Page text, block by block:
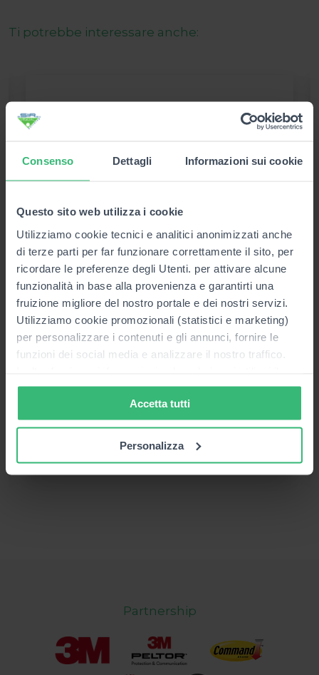
Consenso Dettagli Informazioni sui cookie
Questo sito web utilizza i cookie
Utilizziamo cookie tecnici e analitici anonimizzati anche
di terze parti per far funzionare correttamente il sito, per
ricordare le preferenze degli Utenti. per attivare alcune
funzionalità in base alla provenienza e garantirti una
fruizione migliore del nostro portale e dei nostri servizi.
Utilizziamo cookie promozionali (statistici e marketing)
per personalizzare i contenuti e gli annunci, fornire le
funzioni dei social media e analizzare il nostro traffico.
nostro sito ai nostri partner che si occupano di analisi dei
dati web, pubblicità e social media, i quali potrebbero
combinarle con altre informazioni che hai fornito loro o
che hanno raccolto in base al tuo utilizzo dei loro servizi.
cookie potranno essere implementati ad esclusione di
Accetta tutti
Personalizza
Ti potrebbe interessare anche:
a partire da
Partnership